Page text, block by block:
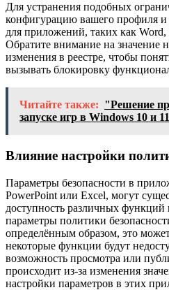
Для устранения подобных
конфигурацию вашего профиля
для приложений, таких как
Обратите внимание на значение
изменения в реестре, чтобы
вызывать блокировку
Читайте также: "Решение
запуске игр в Windows 10 и
Влияние настройки
Параметры безопасности в
PowerPoint или Excel, могут
доступность различных функций
параметры политики
определённым образом, это
некоторые функции будут
возможность просмотра или
происходит из-за изменения
настройки параметров в этих